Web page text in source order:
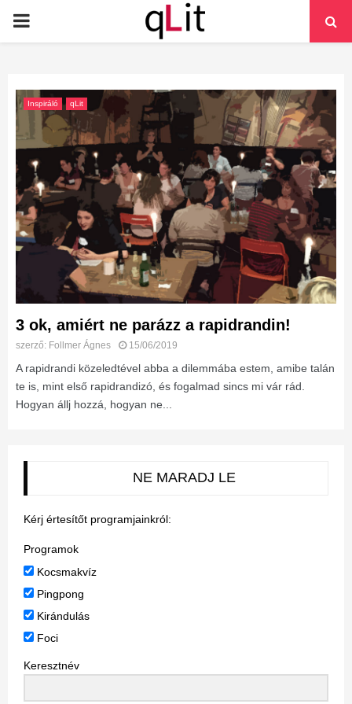
PRIMARY
Inspiráló qLit
3 ok, amiért ne parázz a rapidrandin!
szerző: Follmer Ágnes 15/06/2019
A rapidrandi közeledtével abba a dilemmába estem, amibe talán
te is, mint első rapidrandizó, és fogalmad sincs mi vár rád.
Hogyan állj hozzá, hogyan ne...
NE MARADJ LE
Kérj értesítőt programjainkról:
Programok
Kocsmakvíz
Pingpong
Kirándulás
Foci
Keresztnév